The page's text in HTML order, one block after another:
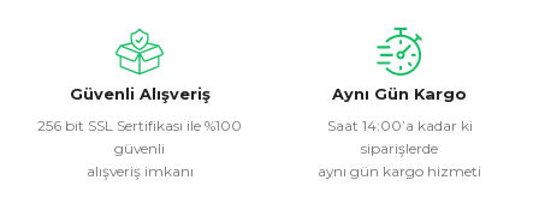
Ürün fiyatı diğer sitelerden daha pahalı.
Bu ürüne benzer farklı alternatifler olmalı.
Güvenli Alışveriş
256 bit SSL Sertifikası ile %100
güvenli
alışveriş imkanı
Aynı Gün Kargo
Saat 14:00’a kadar ki
siparişlerde
aynı gün kargo hizmeti